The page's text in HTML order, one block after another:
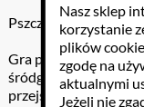
Pszczółki Pracusie –
Gra przeznaczona jest
śródgłos, wygłos).
przejściu pionkiem
Nasz sklep
korzystanie
plików
zgodę na
aktualnymi
Jeżeli nie